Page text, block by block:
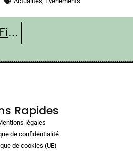
Festival Africa’Fismes 2025 en vidéo
Rapides
légales
de confidentialité
de cookies (UE)